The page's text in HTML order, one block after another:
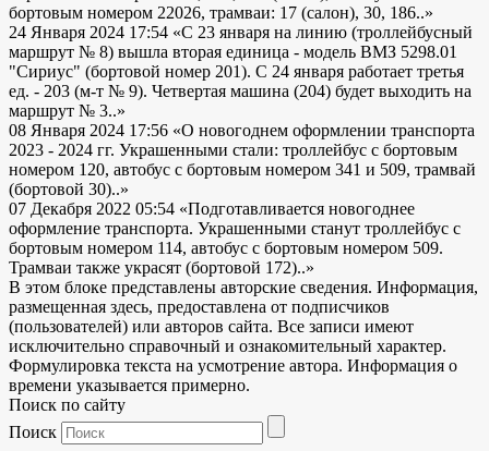
бортовым номером 22026, трамваи: 17 (салон), 30, 186..»
24 Января 2024 17:54 «С 23 января на линию (троллейбусный
маршрут № 8) вышла вторая единица - модель ВМЗ 5298.01
"Сириус" (бортовой номер 201). С 24 января работает третья
ед. - 203 (м-т № 9). Четвертая машина (204) будет выходить на
маршрут № 3..»
08 Января 2024 17:56 «О новогоднем оформлении транспорта
2023 - 2024 гг. Украшенными стали: троллейбус с бортовым
номером 120, автобус с бортовым номером 341 и 509, трамвай
(бортовой 30)..»
07 Декабря 2022 05:54 «Подготавливается новогоднее
оформление транспорта. Украшенными станут троллейбус с
бортовым номером 114, автобус с бортовым номером 509.
Трамваи также украсят (бортовой 172)..»
В этом блоке представлены авторские сведения. Информация,
размещенная здесь, предоставлена от подписчиков
(пользователей) или авторов сайта. Все записи имеют
исключительно справочный и ознакомительный характер.
Формулировка текста на усмотрение автора. Информация о
времени указывается примерно.
Поиск по сайту
Поиск